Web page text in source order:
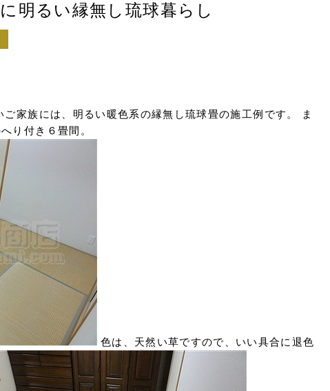
明るい縁無し琉球暮らし
家族には、明るい暖色系の縁無し琉球畳の施工例です。 ま
り付き６畳間。
色は、天然い草ですので、いい具合に退色